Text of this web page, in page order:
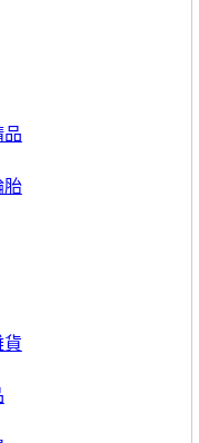
品
胎
貨